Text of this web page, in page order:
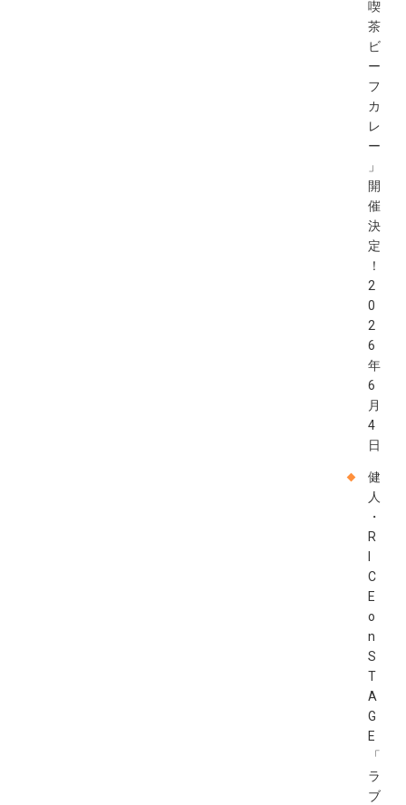
喫
茶
ビ
ー
フ
カ
レ
ー
」
開
催
決
定
！
2
0
2
6
年
6
月
4
日
健
人
・
R
C
E
o
n
S
T
A
G
E
「
ラ
ブ